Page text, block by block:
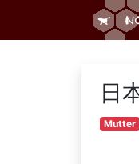
日
Mutter